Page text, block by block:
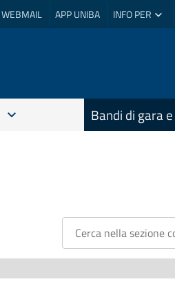
WEBMAIL APP UNIBA INFO PER
Bandi di gara